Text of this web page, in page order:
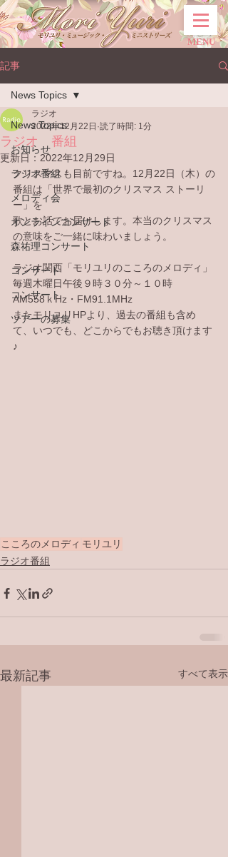
MENU
記事
News Topics
お知らせ
ラジオ番組
メロディ会
オンラインコンサート
森祐理コンサート
コンサート
コンサート
ツアーの募集
News Topics
ラジオ 番組
ラジオ
2022年12月22日 読了時間: 1分
更新日： 2022年12月29日
クリスマスも目前ですね。12月22日（木）の
番組は「世界で最初のクリスマス ストーリ
ー」を
歌とお話でお届けします。本当のクリスマス
の意味をご一緒に味わいましょう。
ラジオ関西「モリユリのこころのメロディ」
毎週木曜日午後９時３０分～１０時
AM558ｋHz・FM91.1MHz
またモリユリHPより、過去の番組も含め
て、いつでも、どこからでもお聴き頂けます
♪
こころのメロディ モリユリ
ラジオ番組
最新記事 すべて表示